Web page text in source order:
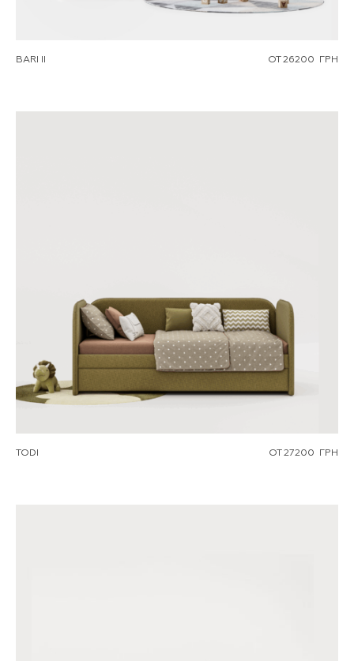
BARI II ОТ26200 ГРН
TODI ОТ27200 ГРН